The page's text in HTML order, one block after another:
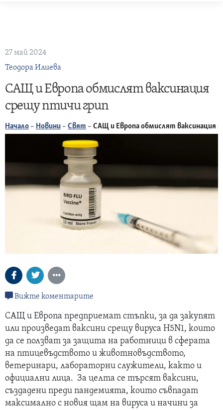
27 май 2024
Теодора Илиева
САЩ и Европа обмислят ваксинация
срещу птичи грип
Начало – Новини – Свят – САЩ и Европа обмислят ваксинация
Вижте коментарите
САЩ и Европа предприемат стъпки, за да закупят
или произведат ваксини срещу вируса H5N1, които
да се ползват за защита на работници в сферата
на птицевъдството и животновъдството,
ветеринари, лабораторни служители, както и
официални лица. За целта се търсят ваксини,
създадени преди пандемията, които съвпадат
максимално с новия щам на вируса и начини за